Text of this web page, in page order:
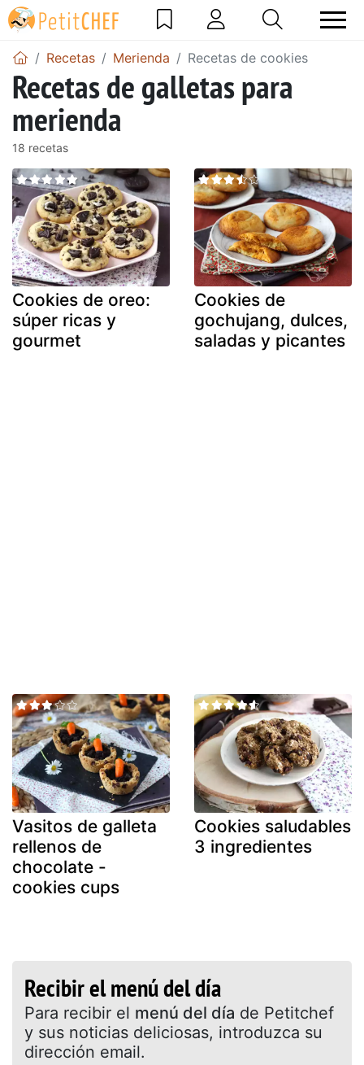
Recetas Merienda Recetas de cookies
Recetas de galletas para
merienda
18 recetas
Cookies de oreo:
súper ricas y
gourmet
Cookies de
gochujang, dulces,
saladas y picantes
Vasitos de galleta
rellenos de
chocolate -
cookies cups
Cookies saludables
3 ingredientes
Recibir el menú del día
Para recibir el menú del día de Petitchef
y sus noticias deliciosas, introduzca su
dirección email.